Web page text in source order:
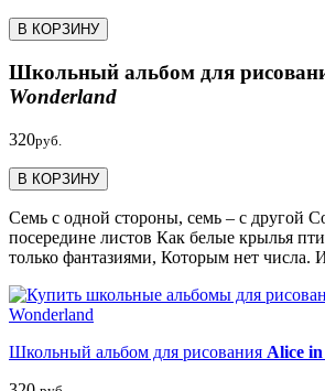
В КОРЗИНУ
Школьный альбом для
Wonderland
320руб.
В КОРЗИНУ
Семь с одной стороны, семь – с другой
посередине листов Как белые крылья
только фантазиями, Которым нет числа.
Школьный альбом для рисования Alice